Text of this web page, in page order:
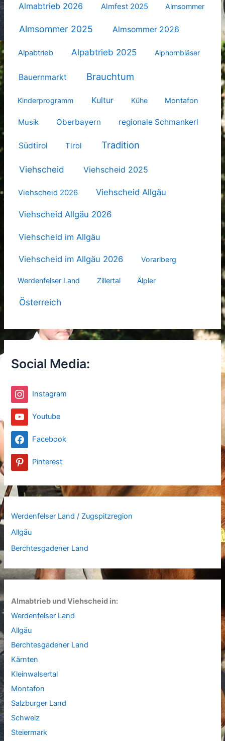
Almabtrieb 2026 Almfest 2025 Almsommer
Almsommer 2025 Almsommer 2026
Alpabtrieb Alpabtrieb 2025 Alphornbläser
Bauernmarkt Brauchtum
Kinderprogramm Kultur Kühe Montafon
Musik Oberbayern regionale Schmankerl
Südtirol Tirol Tradition
Viehscheid Viehscheid 2025
Viehscheid 2026 Viehscheid Allgäu
Viehscheid Allgäu 2026
Viehscheid im Allgäu
Viehscheid im Allgäu 2026 Vorarlberg
Werdenfelser Land Zillertal Älpler
Österreich
Social Media:
Instagram
Youtube
Facebook
Pinterest
Werdenfelser Land / Zugspitzregion
Allgäu
Berchtesgadener Land
Almabtrieb und Viehscheid in:
Werdenfelser Land
Allgäu
Berchtesgadener Land
Kärnten
Kleinwalsertal
Montafon
Salzburger Land
Schweiz
Steiermark